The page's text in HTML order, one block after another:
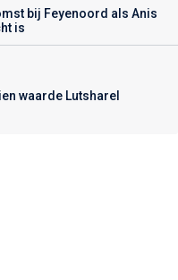
bij Feyenoord als Anis
is
waarde Lutsharel